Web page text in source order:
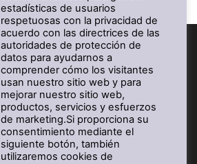
estadísticas de usuarios
respetuosas con la privacidad de
acuerdo con las directrices de las
autoridades de protección de
datos para ayudarnos a
comprender cómo los visitantes
usan nuestro sitio web y para
mejorar nuestro sitio web,
productos, servicios y esfuerzos
de marketing.Si proporciona su
consentimiento mediante el
siguiente botón, también
utilizaremos cookies de